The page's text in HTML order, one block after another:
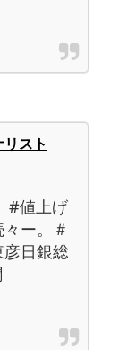
スト
#値上げ
ー。＃
日銀総